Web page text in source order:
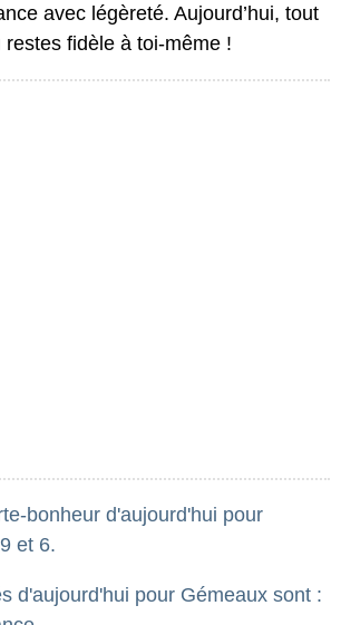
avec légèreté. Aujourd’hui, tout
fidèle à toi-même !
bonheur d'aujourd'hui pour
et 6.
d'aujourd'hui pour Gémeaux sont :